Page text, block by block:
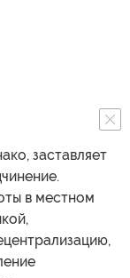
заставляет
в местном